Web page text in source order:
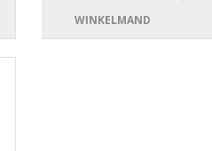
WINKELMAND